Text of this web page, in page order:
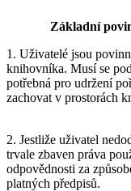
Základní
1. Uživatelé jsou
knihovníka. Musí se
potřebná pro udržení
zachovat v prostorách
2. Jestliže uživatel
trvale zbaven práva
odpovědnosti za
platných předpisů.